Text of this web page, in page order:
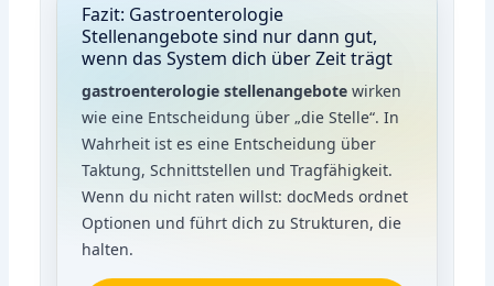
Fazit: Gastroenterologie
Stellenangebote sind nur dann gut,
wenn das System dich über Zeit trägt
gastroenterologie stellenangebote wirken
wie eine Entscheidung über „die Stelle“. In
Wahrheit ist es eine Entscheidung über
Taktung, Schnittstellen und Tragfähigkeit.
Wenn du nicht raten willst: docMeds ordnet
Optionen und führt dich zu Strukturen, die
halten.